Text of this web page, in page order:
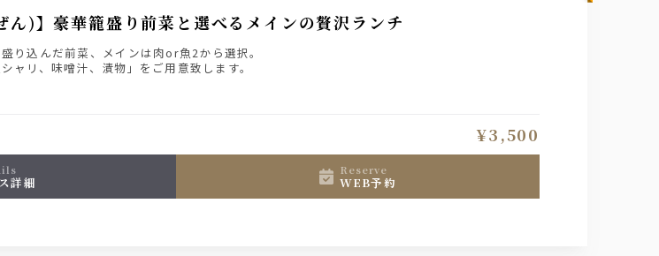
ん)】豪華籠盛り前菜と選べるメインの贅沢ランチ
り込んだ前菜、メインは肉or魚2から選択。
ャリ、味噌汁、漬物」をご用意致します。
¥3,500
ス詳細
reserve
WEB予約